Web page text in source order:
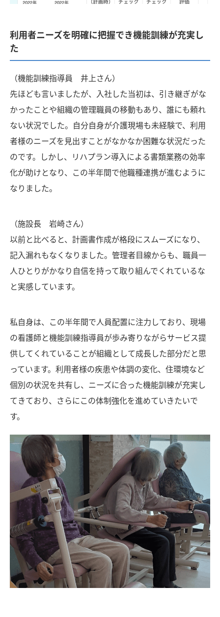
利用者ニーズを明確に把握でき機能訓練が充実し
た
（機能訓練指導員 井上さん）
先ほども言いましたが、入社した当初は、引き継ぎがな
かったことや組織の管理職員の移動もあり、誰にも頼れ
ない状況でした。自分自身が介護現場も未経験で、利用
者様のニーズを見出すことがなかなか困難な状況だった
のです。しかし、リハプラン導入による書類業務の効率
化が助けとなり、この半年間で他職種連携が進むように
なりました。
（施設長 岩崎さん）
以前と比べると、計画書作成が格段にスムーズになり、
記入漏れもなくなりました。管理者目線からも、職員一
人ひとりがかなり自信を持って取り組んでくれているな
と実感しています。
私自身は、この半年間で人員配置に注力しており、現場
の看護師と機能訓練指導員が歩み寄りながらサービス提
供してくれていることが組織として成長した部分だと思
っています。利用者様の疾患や体調の変化、住環境など
個別の状況を共有し、ニーズに合った機能訓練が充実し
てきており、さらにこの体制強化を進めていきたいで
す。